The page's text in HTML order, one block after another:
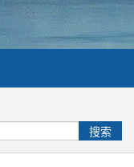
搜索